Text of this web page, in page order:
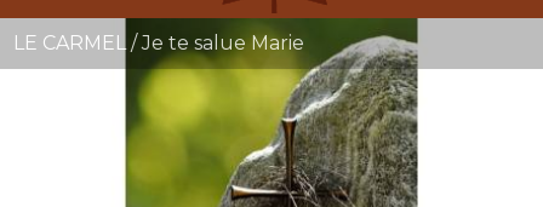
LE CARMEL /Je te salue Marie